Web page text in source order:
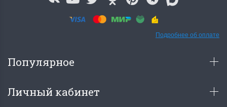
Подробнее об оплате
Популярное
Личный кабинет